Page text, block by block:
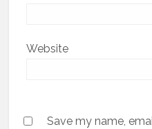
Website
Save my name,